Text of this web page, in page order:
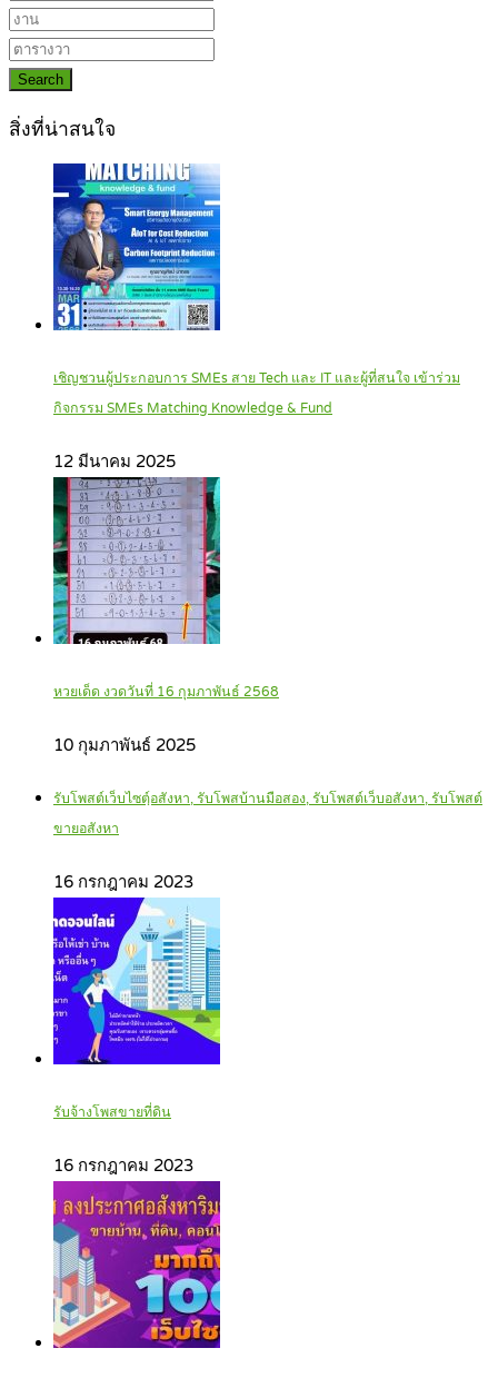
Search
สิ่งที่น่าสนใจ
เชิญชวนผู้ประกอบการ SMEs สาย Tech และ IT และผู้ที่สนใจ เข้าร่วม
กิจกรรม SMEs Matching Knowledge & Fund
12 มีนาคม 2025
หวยเด็ด งวดวันที่ 16 กุมภาพันธ์ 2568
10 กุมภาพันธ์ 2025
รับโพสต์เว็บไซตฺ์อสังหา, รับโพสบ้านมือสอง, รับโพสต์เว็บอสังหา, รับโพสต์
ขายอสังหา
16 กรกฎาคม 2023
รับจ้างโพสขายที่ดิน
16 กรกฎาคม 2023